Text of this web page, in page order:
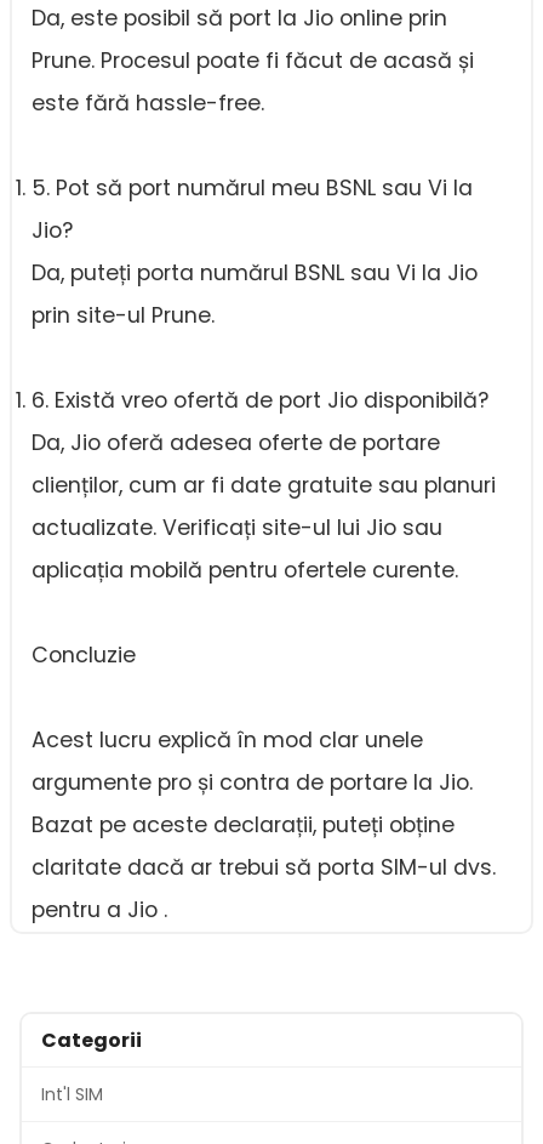
Da, este posibil să port la Jio online prin
Prune. Procesul poate fi făcut de acasă și
este fără hassle-free.
5. Pot să port numărul meu BSNL sau Vi la
Jio?
Da, puteți porta numărul BSNL sau Vi la Jio
prin site-ul Prune.
6. Există vreo ofertă de port Jio disponibilă?
Da, Jio oferă adesea oferte de portare
clienților, cum ar fi date gratuite sau planuri
actualizate. Verificați site-ul lui Jio sau
aplicația mobilă pentru ofertele curente.
Concluzie
Acest lucru explică în mod clar unele
argumente pro și contra de portare la Jio.
Bazat pe aceste declarații, puteți obține
claritate dacă ar trebui să porta SIM-ul dvs.
pentru a Jio .
Categorii
Int'l SIM